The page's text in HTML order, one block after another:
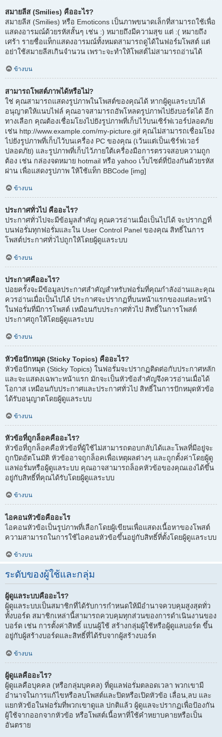
สมายลีส (Smilies) คืออะไร?
สมายลีส (Smilies) หรือ Emoticons เป็นภาพขนาดเล็กที่สามารถใช้เพื่อ
แสดงอารมณ์ด้วยรหัสสั้นๆ เช่น :) หมายถึงมีความสุข แต่ :( หมายถึง
เศร้า รายชื่อแท็กแสดงอารมณ์ทั้งหมดสามารถดูได้ในฟอร์มโพสต์ แต่
อย่าใช้สมายลีสเกินจำนวน เพราะจะทำให้โพสต์ไม่สามารถอ่านได้
ข้างบน
สามารถโพสต์ภาพได้หรือไม่?
ใช่ คุณสามารถแสดงรูปภาพในโพสต์ของคุณได้ หากผู้ดูแลระบบได้
อนุญาตให้แนบไฟล์ คุณอาจสามารถอัพโหลดรูปภาพไปยังบอร์ดได้ อีก
ทางเลือก คุณต้องเชื่อมโยงไปยังรูปภาพที่เก็บไว้บนเซิร์ฟเวอร์ปลอดภัย
เช่น http://www.example.com/my-picture.gif คุณไม่สามารถเชื่อมโยง
ไปยังรูปภาพที่เก็บไว้บนเครื่อง PC ของคุณ (เว้นแต่เป็นเซิร์ฟเวอร์
ปลอดภัย) และรูปภาพที่เก็บไว้ภายใต้เครื่องมือการตรวจสอบความถูก
ต้อง เช่น กล่องจดหมาย hotmail หรือ yahoo เว็บไซต์ที่ป้องกันด้วยรหัส
ผ่าน เพื่อแสดงรูปภาพ ให้ใช้แท็ก BBCode [img]
ข้างบน
ประกาศทั่วไป คืออะไร?
ประกาศทั่วไปจะมีข้อมูลสำคัญ คุณควรอ่านเมื่อเป็นไปได้ จะปรากฏที่
บนฟอรั่มทุกฟอรั่มและใน User Control Panel ของคุณ สิทธิ์ในการ
โพสต์ประกาศทั่วไปถูกให้โดยผู้ดูแลระบบ
ข้างบน
ประกาศคืออะไร?
บ่อยครั้งจะมีข้อมูลประกาศสำคัญสำหรับฟอรั่มที่คุณกำลังอ่านและคุณ
ควรอ่านเมื่อเป็นไปได้ ประกาศจะปรากฏที่บนหน้าแรกของแต่ละหน้า
ในฟอรั่มที่มีการโพสต์ เหมือนกับประกาศทั่วไป สิทธิ์ในการโพสต์
ประกาศถูกให้โดยผู้ดูแลระบบ
ข้างบน
หัวข้อปักหมุด (Sticky Topics) คืออะไร?
หัวข้อปักหมุด (Sticky Topics) ในฟอรั่มจะปรากฏติดต่อกับประกาศหลัก
และจะแสดงเฉพาะหน้าแรก มักจะเป็นหัวข้อสำคัญจึงควรอ่านเมื่อได้
โอกาส เหมือนกับประกาศและประกาศทั่วไป สิทธิ์ในการปักหมุดหัวข้อ
ได้รับอนุญาตโดยผู้ดูแลระบบ
ข้างบน
หัวข้อที่ถูกล็อคคืออะไร?
หัวข้อที่ถูกล็อคคือหัวข้อที่ผู้ใช้ไม่สามารถตอบกลับได้และโพลที่มีอยู่จะ
ถูกปิดอัตโนมัติ หัวข้ออาจถูกล็อคเพื่อเหตุผลต่างๆ และถูกตั้งค่าโดยผู้ดู
แลฟอรั่มหรือผู้ดูแลระบบ คุณอาจสามารถล็อคหัวข้อของคุณเองได้ขึ้น
อยู่กับสิทธิ์ที่คุณได้รับโดยผู้ดูแลระบบ
ข้างบน
ไอคอนหัวข้อคืออะไร
ไอคอนหัวข้อเป็นรูปภาพที่เลือกโดยผู้เขียนเพื่อแสดงเนื้อหาของโพสต์
ความสามารถในการใช้ไอคอนหัวข้อขึ้นอยู่กับสิทธิ์ที่ตั้งโดยผู้ดูแลระบบ
ข้างบน
ระดับของผู้ใช้และกลุ่ม
ผู้ดูแลระบบคืออะไร?
ผู้ดูแลระบบเป็นสมาชิกที่ได้รับการกำหนดให้มีอำนาจควบคุมสูงสุดทั่ว
ทั้งบอร์ด สมาชิกเหล่านี้สามารถควบคุมทุกส่วนของการดำเนินงานของ
บอร์ด เช่น การตั้งค่าสิทธิ์ แบนผู้ใช้ สร้างกลุ่มผู้ใช้หรือผู้ดูแลบอร์ด ขึ้น
อยู่กับผู้สร้างบอร์ดและสิทธิ์ที่ได้รับจากผู้สร้างบอร์ด
ข้างบน
ผู้ดูแลคืออะไร?
ผู้ดูแลคือบุคคล (หรือกลุ่มบุคคล) ที่ดูแลฟอรั่มตลอดเวลา พวกเขามี
อำนาจในการแก้ไขหรือลบโพสต์และปิดหรือเปิดหัวข้อ เลื่อน,ลบ และ
แยกหัวข้อในฟอรั่มที่พวกเขาดูแล ปกติแล้ว ผู้ดูแลจะปรากฏเพื่อป้องกัน
ผู้ใช้จากออกจากหัวข้อ หรือโพสต์เนื้อหาที่ใช้คำหยาบคายหรือเป็น
อันตราย